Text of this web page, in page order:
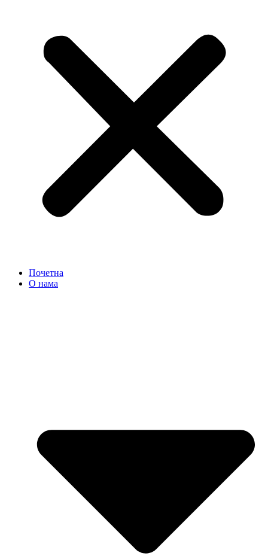
Почетна
О нама